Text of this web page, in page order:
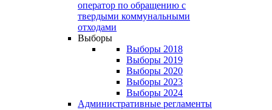
оператор по обращению с
твердыми коммунальными
отходами
Выборы
Выборы 2018
Выборы 2019
Выборы 2020
Выборы 2023
Выборы 2024
Административные регламенты